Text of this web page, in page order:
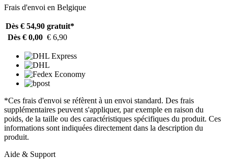
Frais d'envoi en Belgique
Dès € 54,90 gratuit*
Dès € 0,00 € 6,90
*Ces frais d'envoi se réfèrent à un envoi standard. Des frais
supplémentaires peuvent s'appliquer, par exemple en raison du
poids, de la taille ou des caractéristiques spécifiques du produit. Ces
informations sont indiquées directement dans la description du
produit.
Aide & Support